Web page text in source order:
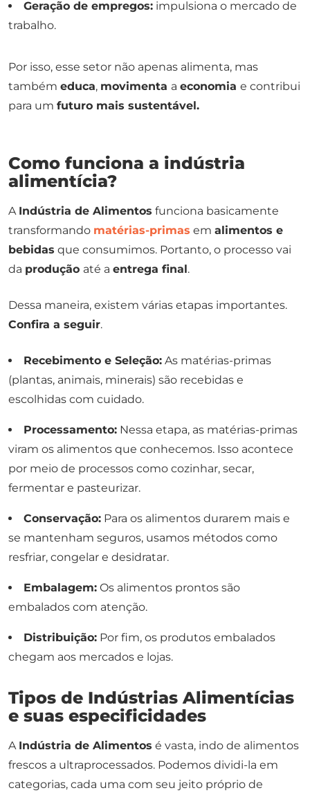
Geração de empregos: impulsiona o mercado de
trabalho.
Por isso, esse setor não apenas alimenta, mas
também educa, movimenta a economia e contribui
para um futuro mais sustentável.
Como funciona a indústria
alimentícia?
A Indústria de Alimentos funciona basicamente
transformando matérias-primas em alimentos e
bebidas que consumimos. Portanto, o processo vai
da produção até a entrega final.
Dessa maneira, existem várias etapas importantes.
Confira a seguir.
Recebimento e Seleção: As matérias-primas
(plantas, animais, minerais) são recebidas e
escolhidas com cuidado.
Processamento: Nessa etapa, as matérias-primas
viram os alimentos que conhecemos. Isso acontece
por meio de processos como cozinhar, secar,
fermentar e pasteurizar.
Conservação: Para os alimentos durarem mais e
se mantenham seguros, usamos métodos como
resfriar, congelar e desidratar.
Embalagem: Os alimentos prontos são
embalados com atenção.
Distribuição: Por fim, os produtos embalados
chegam aos mercados e lojas.
Tipos de Indústrias Alimentícias
e suas especificidades
A Indústria de Alimentos é vasta, indo de alimentos
frescos a ultraprocessados. Podemos dividi-la em
categorias, cada uma com seu jeito próprio de